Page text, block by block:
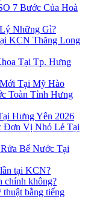
7 Bước Của Hoà
Những Gì?
KCN Thăng Long
Tại Tp. Hưng
Tại Mỹ Hào
Toàn Tỉnh Hưng
Hưng Yên 2026
Đơn Vị Nhỏ Lẻ Tại
Bể Nước Tại
tại KCN?
chính không?
bằng tiếng